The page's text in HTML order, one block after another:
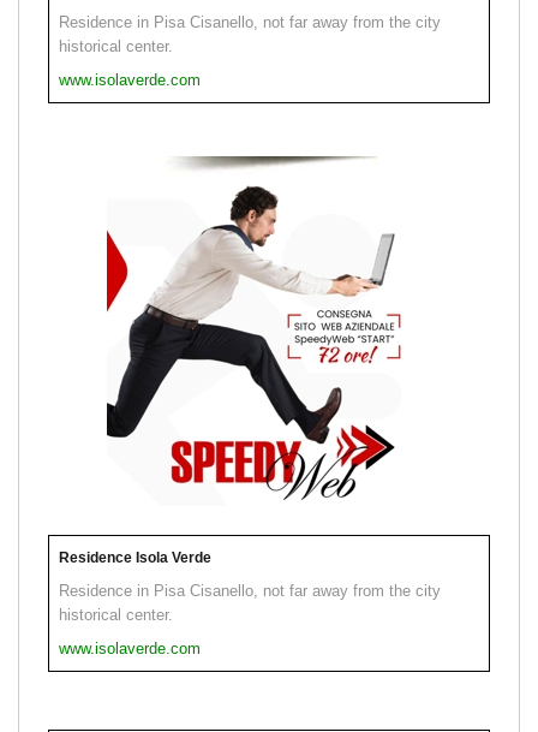
Residence in Pisa Cisanello, not far away from the city
historical center.
www.isolaverde.com
Residence Isola Verde
Residence in Pisa Cisanello, not far away from the city
historical center.
www.isolaverde.com